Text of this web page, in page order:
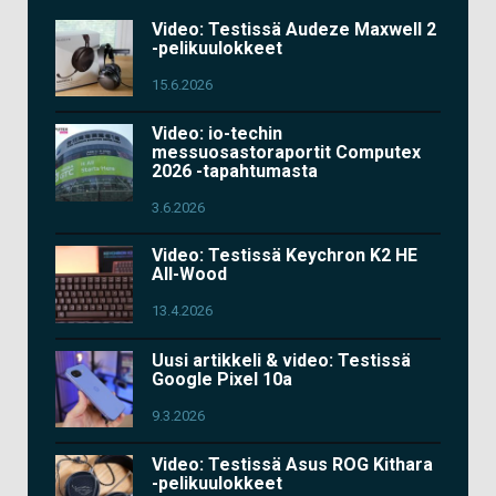
Video: Testissä Audeze Maxwell 2
-pelikuulokkeet
15.6.2026
Video: io-techin
messuosastoraportit Computex
2026 -tapahtumasta
3.6.2026
Video: Testissä Keychron K2 HE
All-Wood
13.4.2026
Uusi artikkeli & video: Testissä
Google Pixel 10a
9.3.2026
Video: Testissä Asus ROG Kithara
-pelikuulokkeet